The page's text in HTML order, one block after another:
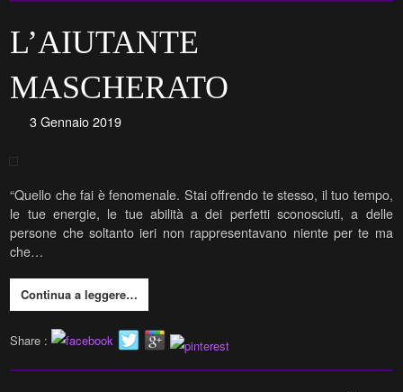
L’AIUTANTE
MASCHERATO
3 Gennaio 2019
“Quello che fai è fenomenale. Stai offrendo te stesso, il tuo tempo,
le tue energie, le tue abilità a dei perfetti sconosciuti, a delle
persone che soltanto ieri non rappresentavano niente per te ma
che…
Continua a leggere…
Share :